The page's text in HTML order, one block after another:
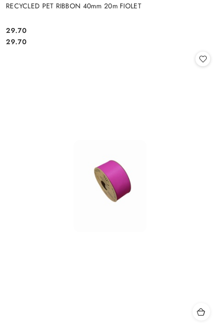
RECYCLED PET RIBBON 40mm 20m FIOLET
Cena:
29.70
Cena:
29.70